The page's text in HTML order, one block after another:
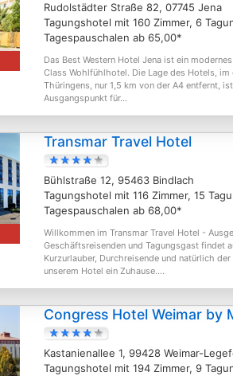
Rudolstädter Straße 82, 07745 Jena
Tagungshotel mit 160 Zimmer, 6
Tagespauschalen ab 65,00*
Das Best Western Hotel Jena ist ein
Class Wohlfühlhotel. Die Lage des Hotels, im
Thüringens, nur 1,5 km von der A4 entfernt,
Ausgangspunkt für...
Transmar Travel Hotel
Bühlstraße 12, 95463 Bindlach
Tagungshotel mit 116 Zimmer, 15
Tagespauschalen ab 68,00*
Willkommen im Transmar Travel Hotel -
Geschäftsreisenden und Tagungsgast findet
Kurzurlauber, Durchreisende und natürlich
unserem Hotel ein Zuhause....
Congress Hotel Weimar by
Kastanienallee 1, 99428 Weimar-
Tagungshotel mit 194 Zimmer, 9